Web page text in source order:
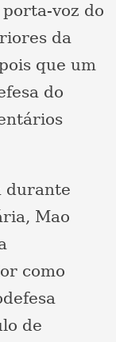
voz do
da
que um
do
durante
Mao
como
de